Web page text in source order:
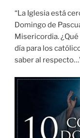
“La Iglesia está
Domingo de
Misericordia.
día para los
saber al